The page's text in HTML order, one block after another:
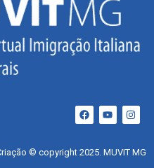
© copyright 2025. MUVIT MG